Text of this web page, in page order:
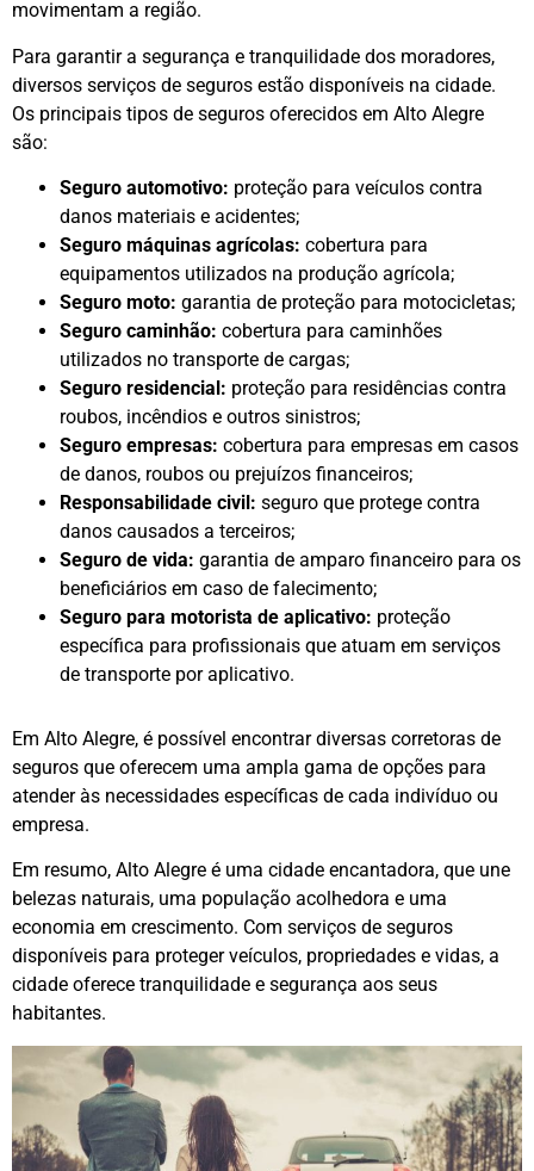
movimentam a região.
Para garantir a segurança e tranquilidade dos moradores,
diversos serviços de seguros estão disponíveis na cidade.
Os principais tipos de seguros oferecidos em Alto Alegre
são:
Seguro automotivo: proteção para veículos contra
danos materiais e acidentes;
Seguro máquinas agrícolas: cobertura para
equipamentos utilizados na produção agrícola;
Seguro moto: garantia de proteção para motocicletas;
Seguro caminhão: cobertura para caminhões
utilizados no transporte de cargas;
Seguro residencial: proteção para residências contra
roubos, incêndios e outros sinistros;
Seguro empresas: cobertura para empresas em casos
de danos, roubos ou prejuízos financeiros;
Responsabilidade civil: seguro que protege contra
danos causados a terceiros;
Seguro de vida: garantia de amparo financeiro para os
beneficiários em caso de falecimento;
Seguro para motorista de aplicativo: proteção
específica para profissionais que atuam em serviços
de transporte por aplicativo.
Em Alto Alegre, é possível encontrar diversas corretoras de
seguros que oferecem uma ampla gama de opções para
atender às necessidades específicas de cada indivíduo ou
empresa.
Em resumo, Alto Alegre é uma cidade encantadora, que une
belezas naturais, uma população acolhedora e uma
economia em crescimento. Com serviços de seguros
disponíveis para proteger veículos, propriedades e vidas, a
cidade oferece tranquilidade e segurança aos seus
habitantes.